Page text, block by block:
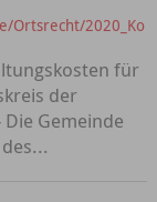
Ortsrecht/2020_Ko
für
der
Gemeinde